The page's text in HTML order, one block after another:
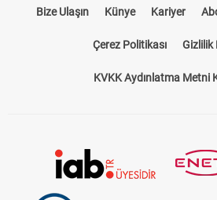
Bize Ulaşın Künye Kariyer
Çerez Politikası Gizlilik
KVKK Aydınlatma Metni